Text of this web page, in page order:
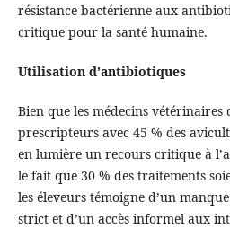
résistance bactérienne aux
critique pour la santé humaine.
Utilisation d’antibiotiques
Bien que les médecins
prescripteurs avec 45 % des
en lumière un recours critique à
le fait que 30 % des traitements
les éleveurs témoigne d’un
strict et d’un accès informel aux